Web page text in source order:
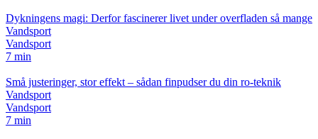
Dykningens magi: Derfor fascinerer livet under overfladen så mange
Vandsport
Vandsport
7 min
Små justeringer, stor effekt – sådan finpudser du din ro-teknik
Vandsport
Vandsport
7 min